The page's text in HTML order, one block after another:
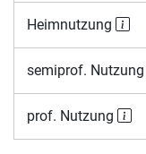
Heimnutzung
semiprof. Nutzung
prof. Nutzung